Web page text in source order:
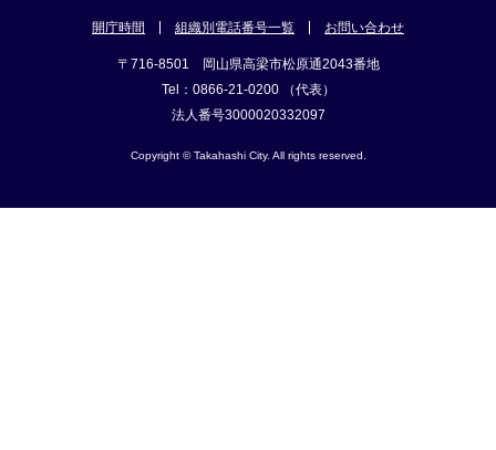
開庁時間 組織別電話番号一覧 お問い合わせ
〒716-8501 岡山県高梁市松原通2043番地
Tel：0866-21-0200 （代表）
法人番号3000020332097
Copyright © Takahashi City. All rights reserved.